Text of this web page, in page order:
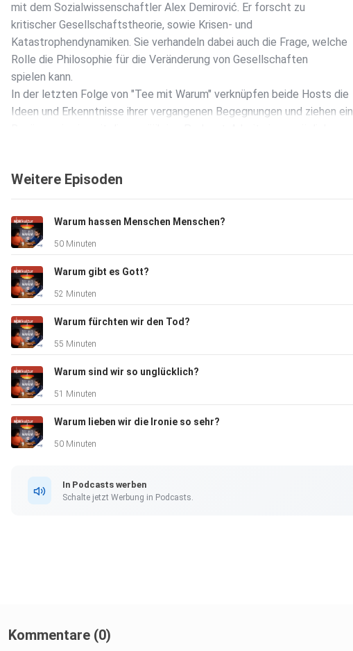
mit dem Sozialwissenschaftler Alex Demirović. Er forscht zu
kritischer Gesellschaftstheorie, sowie Krisen- und
Katastrophendynamiken. Sie verhandeln dabei auch die Frage, welche
Rolle die Philosophie für die Veränderung von Gesellschaften
spielen kann.
In der letzten Folge von "Tee mit Warum" verknüpfen beide Hosts die
Ideen und Erkenntnisse ihrer vergangenen Begegnungen und ziehen ein
Redaktion: Juliane Bergmann, Claudia Christophersen
Mail gern an: teemitwarum@ndr.de
Literatur:
Alex Demirović: Der nonkonformistische Intellektuelle. Die
Entwicklung der Kritischen Theorie zur Frankfurter Schule.
Wien/Berlin 2023.
tl;dr - Theorie-Podcast von und mit Alex Demirović:
Ernst Bloch: Das Prinzip Hoffnung. Suhrkamp, Frankfurt am Main
1985.
Podcast-Tipp:
Innenwelt – der Psychologie-Podcast von WDR 5
Weitere Episoden
Warum hassen Menschen Menschen?
50 Minuten
Warum gibt es Gott?
52 Minuten
Warum fürchten wir den Tod?
55 Minuten
Warum sind wir so unglücklich?
51 Minuten
Warum lieben wir die Ironie so sehr?
50 Minuten
In Podcasts werben
Schalte jetzt Werbung in Podcasts.
Kommentare (0)